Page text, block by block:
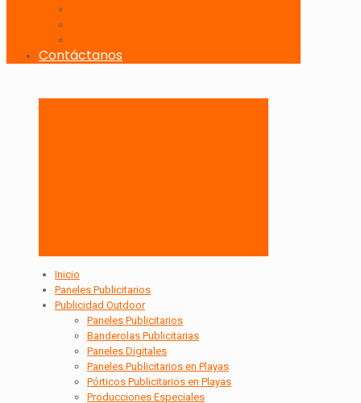
Contáctanos
Inicio
Paneles Publicitarios
Publicidad Outdoor
Paneles Publicitarios
Banderolas Publicitarias
Paneles Digitales
Paneles Publicitarios en Playas
Pórticos Publicitarios en Playas
Producciones Especiales